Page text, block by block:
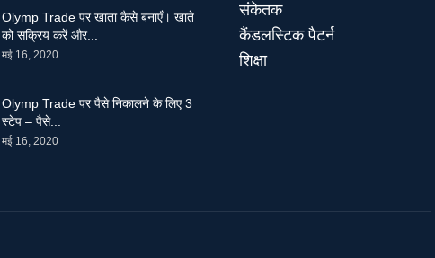
Olymp Trade पर खाता कैसे बनाएँ। खाते
को सक्रिय करें और...
मई 16, 2020
Olymp Trade पर पैसे निकालने के लिए 3
स्टेप – पैसे...
मई 16, 2020
संकेतक
कैंडलस्टिक पैटर्न
शिक्षा